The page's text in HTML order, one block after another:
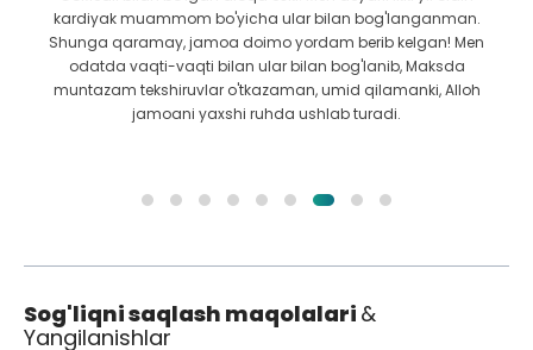
kardiyak muammom bo'yicha ular bilan bog'langanman.
Shunga qaramay, jamoa doimo yordam berib kelgan! Men
odatda vaqti-vaqti bilan ular bilan bog'lanib, Maksda
muntazam tekshiruvlar o'tkazaman, umid qilamanki, Alloh
jamoani yaxshi ruhda ushlab turadi.
Sog'liqni saqlash maqolalari &
Yangilanishlar